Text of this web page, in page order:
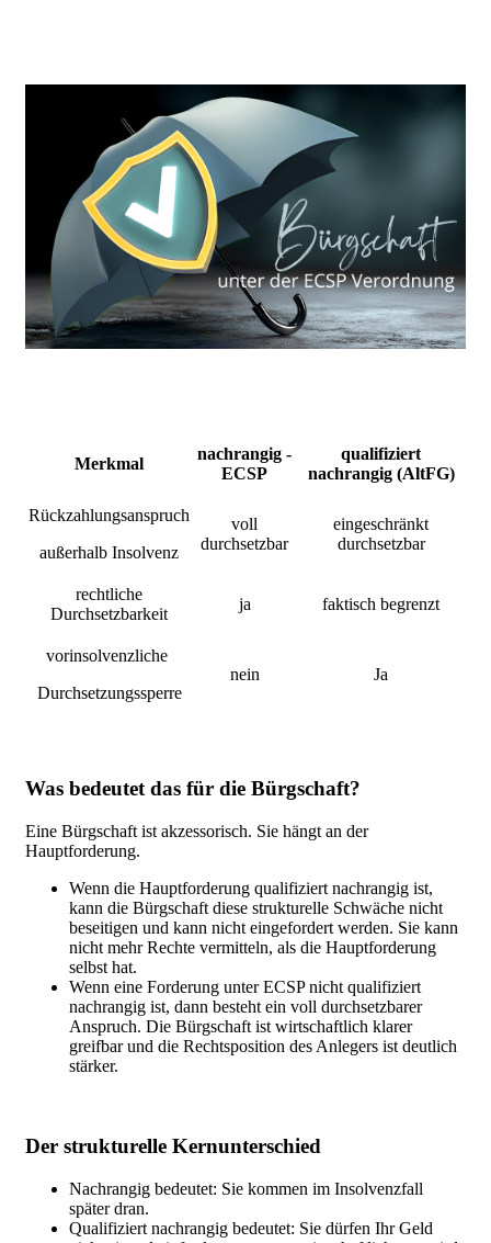
Merkmal
nachrangig -
ECSP
qualifiziert
nachrangig (AltFG)
Rückzahlungsanspruch
außerhalb Insolvenz
voll
durchsetzbar
eingeschränkt
durchsetzbar
rechtliche
Durchsetzbarkeit
ja faktisch begrenzt
vorinsolvenzliche
Durchsetzungssperre
nein Ja
Was bedeutet das für die Bürgschaft?
Eine Bürgschaft ist akzessorisch. Sie hängt an der
Hauptforderung.
Wenn die Hauptforderung qualifiziert nachrangig ist,
kann die Bürgschaft diese strukturelle Schwäche nicht
beseitigen und kann nicht eingefordert werden. Sie kann
nicht mehr Rechte vermitteln, als die Hauptforderung
selbst hat.
Wenn eine Forderung unter ECSP nicht qualifiziert
nachrangig ist, dann besteht ein voll durchsetzbarer
Anspruch. Die Bürgschaft ist wirtschaftlich klarer
greifbar und die Rechtsposition des Anlegers ist deutlich
stärker.
Der strukturelle Kernunterschied
Nachrangig bedeutet: Sie kommen im Insolvenzfall
später dran.
Qualifiziert nachrangig bedeutet: Sie dürfen Ihr Geld